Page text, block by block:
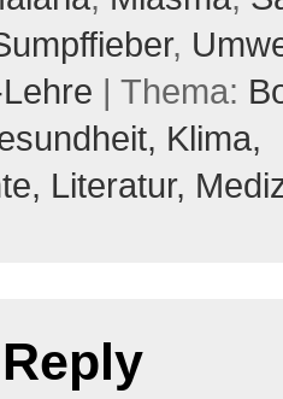
,
| Thema:
Klima,
Literatur,